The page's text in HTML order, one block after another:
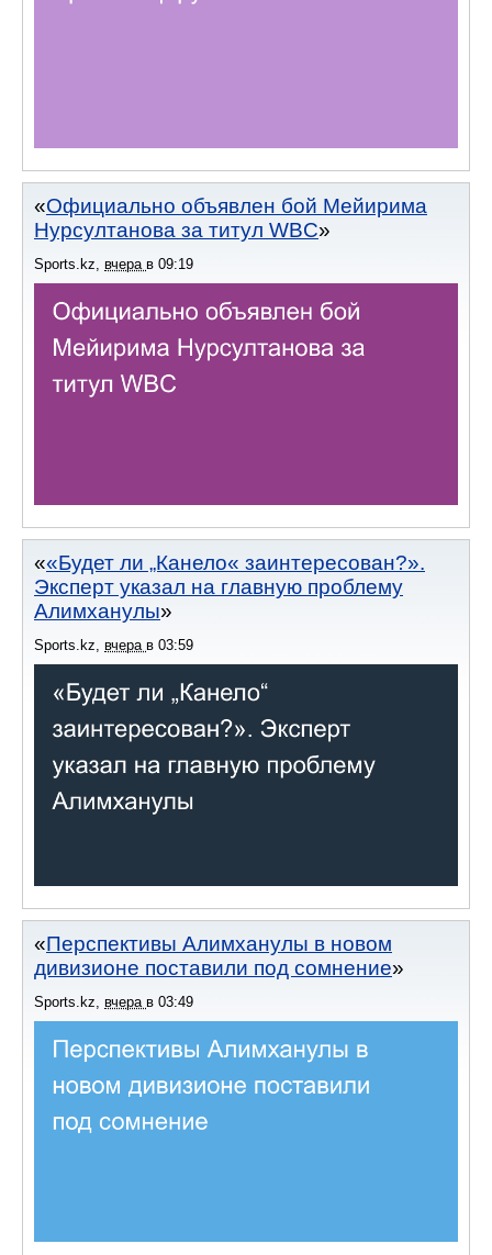
Официально объявлен бой Мейирима
Нурсултанова за титул WBC
Sports.kz вчера в 09:19
«Будет ли „Канело« заинтересован?».
Эксперт указал на главную проблему
Алимханулы
Sports.kz вчера в 03:59
Перспективы Алимханулы в новом
дивизионе поставили под сомнение
Sports.kz вчера в 03:49